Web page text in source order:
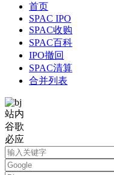
首页
SPAC IPO
SPAC收购
SPAC百科
IPO撤回
SPAC清算
合并列表
站内
谷歌
必应